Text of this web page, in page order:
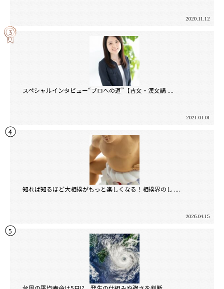
2020.11.12
スペシャルインタビュー“プロへの道”【古文・漢文講 ....
2021.01.01
知れば知るほど大相撲がもっと楽しくなる！相撲界のし ....
2026.04.15